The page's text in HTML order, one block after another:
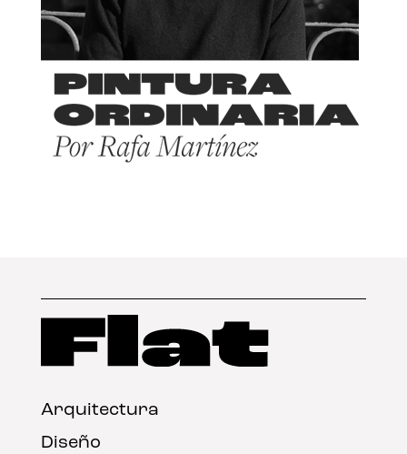
Arquitectura
Diseño